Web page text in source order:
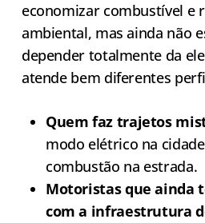
economizar combustível e
ambiental, mas ainda não
depender totalmente da
atende bem diferentes
Quem faz trajetos
modo elétrico na
combustão na estrada.
Motoristas que ainda
com a infraestrutura